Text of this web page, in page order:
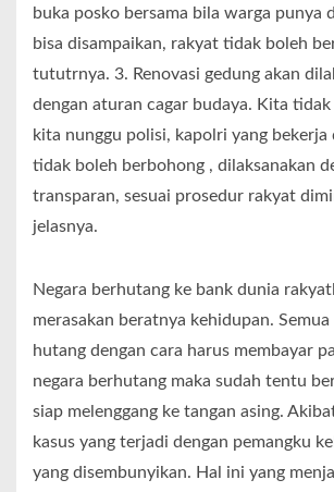
buka posko bersama bila warga punya
bisa disampaikan, rakyat tidak boleh
tututrnya. 3. Renovasi gedung akan
dengan aturan cagar budaya. Kita tidak
kita nunggu polisi, kapolri yang bekerja
tidak boleh berbohong , dilaksanakan
transparan, sesuai prosedur rakyat
jelasnya.
Negara berhutang ke bank dunia
merasakan beratnya kehidupan.
hutang dengan cara harus membayar
negara berhutang maka sudah tentu
siap melenggang ke tangan asing.
kasus yang terjadi dengan pemangku
yang disembunyikan. Hal ini yang